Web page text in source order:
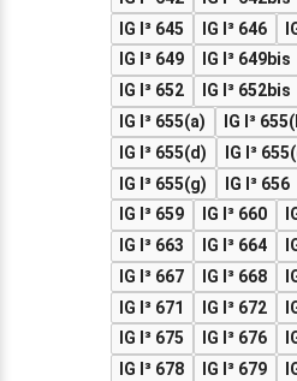
IG I³ 645
IG I³ 646
IG I³ 649
IG I³ 649bis
IG I³ 652
IG I³ 652bis
IG I³ 655(a)
IG I³
IG I³ 655(d)
IG I³
IG I³ 655(g)
IG I³ 656
IG I³ 659
IG I³ 660
IG I³ 663
IG I³ 664
IG I³ 667
IG I³ 668
IG I³ 671
IG I³ 672
IG I³ 675
IG I³ 676
IG I³ 678
IG I³ 679